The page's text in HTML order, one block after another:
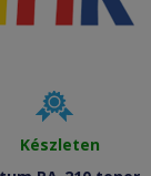
Készleten